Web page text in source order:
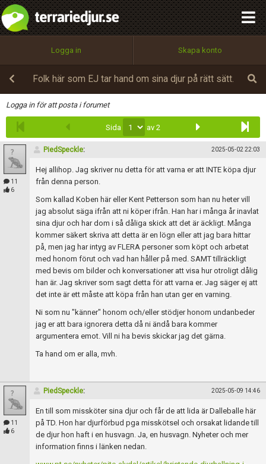
Logga in Skapa konto
Folk här som EJ tar hand om sina djur på rätt sätt.
Logga in för att posta i forumet
Sida av 2
11
6
PiedSpeckle: 2025-05-02 22:03
Hej allihop. Jag skriver nu detta för att varna er att INTE köpa djur
från denna person.
Som kallad Koben här eller Kent Petterson som han nu heter vill
jag absolut säga ifrån att ni köper ifrån. Han har i många år inavlat
sina djur och har dom i så dåliga skick att det är äckligt. Många
kommer säkert skriva att detta är en lögn eller att jag bara hittar
på, men jag har intyg av FLERA personer som köpt och arbetat
med honom förut och vad han håller på med. SAMT tillräckligt
med bevis om bilder och konversationer att visa hur otroligt dålig
han är. Jag skriver som sagt detta för att varna er. Jag säger ej att
det inte är ett måste att köpa från han utan ger en varning.
Ni som nu "känner" honom och/eller stödjer honom undanbeder
jag er att bara ignorera detta då ni ändå bara kommer
argumentera emot. Vill ni ha bevis skickar jag det gärna.
Ta hand om er alla, mvh.
11
6
PiedSpeckle: 2025-05-09 14:46
En till som missköter sina djur och får de att lida är Dalleballe här
på TD. Hon har djurförbud pga misskötsel och orsakat lidande till
de djur hon haft i en husvagn. Ja, en husvagn. Nyheter och mer
information finns i länken nedan.
Infoga
Utför
100%
OK
integritetspolicy
Namn:
Epost:
Användarnamn:
Lösenord:
Privacy Policy
Terms of Service
Skapa konto
Begär nytt lösenord
Tillbaka till förstasidan